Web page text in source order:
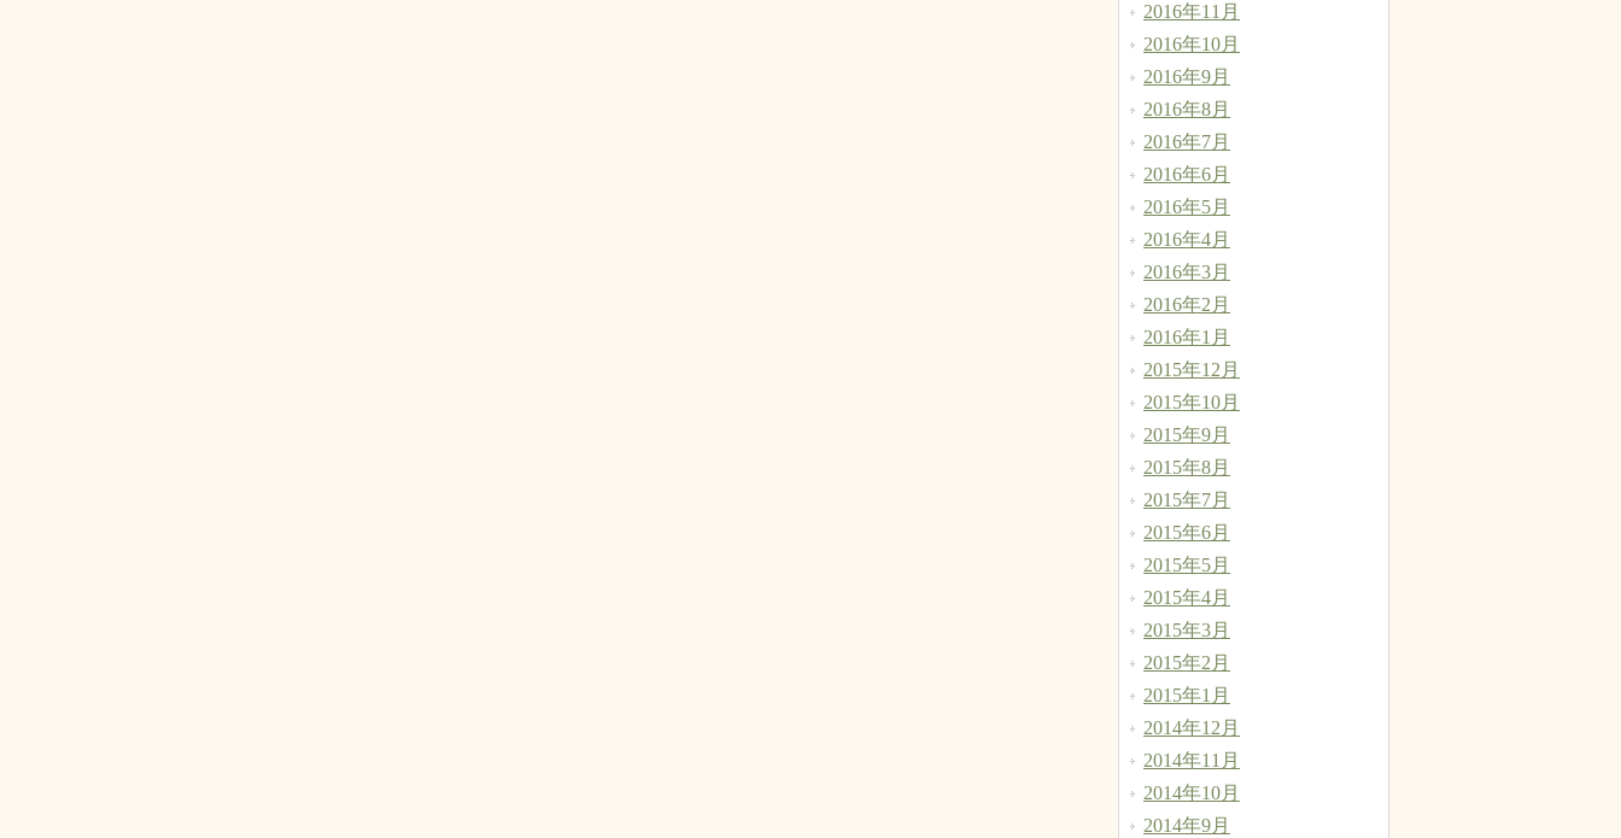
2016年11月
2016年10月
2016年9月
2016年8月
2016年7月
2016年6月
2016年5月
2016年4月
2016年3月
2016年2月
2016年1月
2015年12月
2015年10月
2015年9月
2015年8月
2015年7月
2015年6月
2015年5月
2015年4月
2015年3月
2015年2月
2015年1月
2014年12月
2014年11月
2014年10月
2014年9月